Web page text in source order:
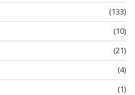
(133)
(10)
(21)
(4)
(1)